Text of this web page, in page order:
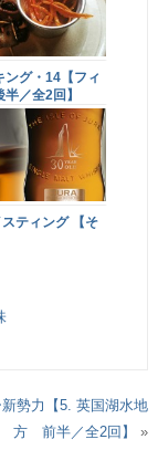
ング・14【フィ
／全2回】
ティング 【そ
勢力【5. 英国湖水地
方 前半／全2回】
»